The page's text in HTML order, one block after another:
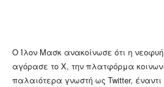
Ο Ίλον Μασκ ανακοίνωσε ότι η
αγόρασε το X, την πλατφόρμα
παλαιότερα γνωστή ως Twitter,